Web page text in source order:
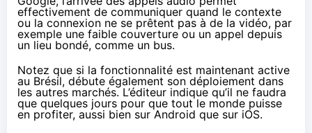
effectivement de communiquer quand le contexte
ou la connexion ne se prêtent pas à de la vidéo, par
exemple une faible couverture ou un appel depuis
un lieu bondé, comme un bus.
Notez que si la fonctionnalité est maintenant active
au Brésil, débute également son déploiement dans
les autres marchés. L’éditeur indique qu’il ne faudra
que quelques jours pour que tout le monde puisse
en profiter, aussi bien sur Android que sur iOS.